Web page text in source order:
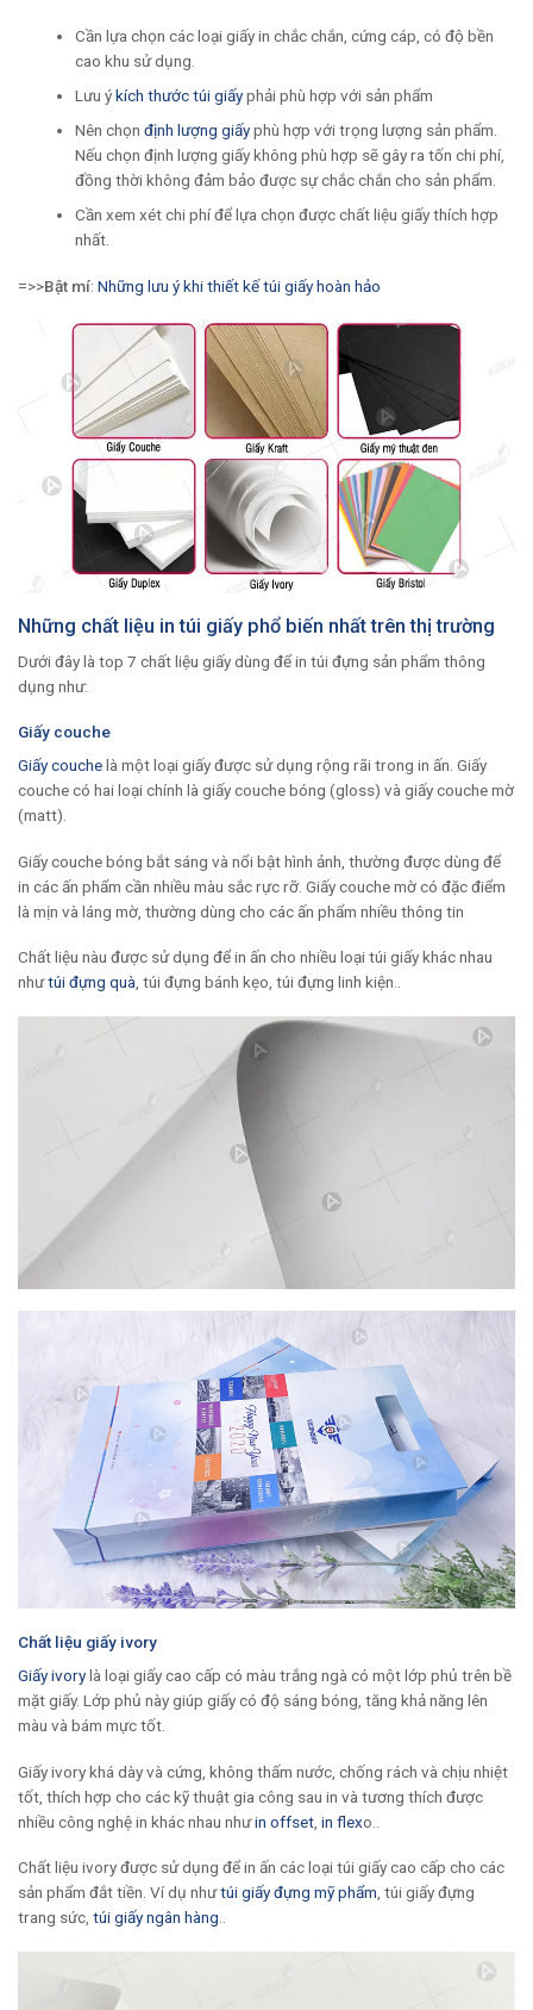
Cần lựa chọn các loại giấy in chắc chắn, cứng cáp, có độ bền
cao khu sử dụng.
Lưu ýkích thước túi giấyphải phù hợp với sản phẩm
Nên chọn định lượng giấyphù hợp với trọng lượng sản phẩm.
Nếu chọn định lượng giấy không phù hợp sẽ gây ra tốn chi phí,
đồng thời không đảm bảo được sự chắc chắn cho sản phẩm.
Cần xem xét chi phí để lựa chọn được chất liệu giấy thích hợp
nhất.
=>>Bật mí: Những lưu ý khi thiết kế túi giấy hoàn hảo
Những chất liệu in túi giấy phổ biến nhất trên thị trường
Dưới đây là top 7 chất liệu giấy dùng để in túi đựng sản phẩm thông
dụng như:
Giấy couche
Giấy couchelà một loại giấy được sử dụng rộng rãi trong in ấn. Giấy
couche có hai loại chính là giấy couche bóng (gloss) và giấy couche mờ
(matt).
Giấy couche bóng bắt sáng và nổi bật hình ảnh, thường được dùng để
in các ấn phẩm cần nhiều màu sắc rực rỡ. Giấy couche mờ có đặc điểm
là mịn và láng mờ, thường dùng cho các ấn phẩm nhiều thông tin
Chất liệu nàu được sử dụng để in ấn cho nhiều loại túi giấy khác nhau
nhưtúi đựng quà, túi đựng bánh kẹo, túi đựng linh kiện..
Chất liệu giấy ivory
Giấy ivorylà loại giấy cao cấp có màu trắng ngà có một lớp phủ trên bề
mặt giấy. Lớp phủ này giúp giấy có độ sáng bóng, tăng khả năng lên
màu và bám mực tốt.
Giấy ivory khá dày và cứng, không thấm nước, chống rách và chịu nhiệt
tốt, thích hợp cho các kỹ thuật gia công sau in và tương thích được
nhiều công nghệ in khác nhau nhưin offset in flexo..
Chất liệu ivory được sử dụng để in ấn các loại túi giấy cao cấp cho các
sản phẩm đắt tiền. Ví dụ nhưtúi giấy đựng mỹ phẩm, túi giấy đựng
trang sức, túi giấy ngân hàng..